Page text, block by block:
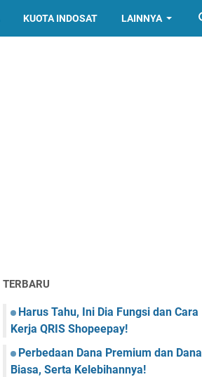
KUOTA INDOSAT LAINNYA
TERBARU
Harus Tahu, Ini Dia Fungsi dan Cara
Kerja QRIS Shopeepay!
Perbedaan Dana Premium dan Dana
Biasa, Serta Kelebihannya!